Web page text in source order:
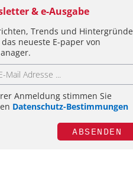
& e-Ausgabe
Trends und Hintergründe
neueste E-paper von
Anmeldung stimmen Sie
Datenschutz-Bestimmungen
ABSENDEN